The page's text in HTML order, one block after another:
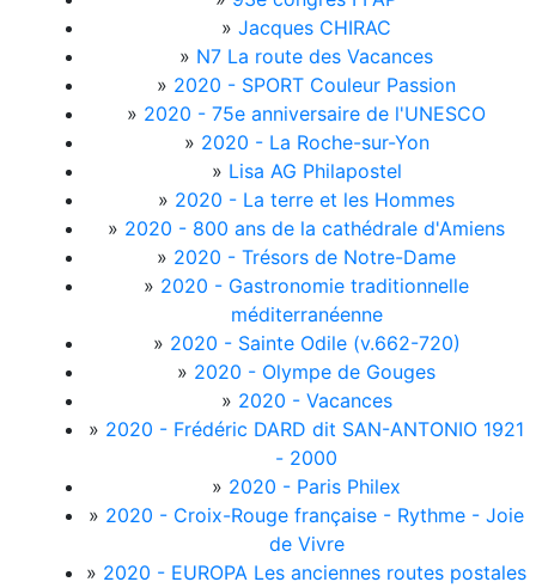
» Jacques CHIRAC
» N7 La route des Vacances
» 2020 - SPORT Couleur Passion
» 2020 - 75e anniversaire de l'UNESCO
» 2020 - La Roche-sur-Yon
» Lisa AG Philapostel
» 2020 - La terre et les Hommes
» 2020 - 800 ans de la cathédrale d'Amiens
» 2020 - Trésors de Notre-Dame
» 2020 - Gastronomie traditionnelle
méditerranéenne
» 2020 - Sainte Odile (v.662-720)
» 2020 - Olympe de Gouges
» 2020 - Vacances
» 2020 - Frédéric DARD dit SAN-ANTONIO 1921
- 2000
» 2020 - Paris Philex
» 2020 - Croix-Rouge française - Rythme - Joie
de Vivre
» 2020 - EUROPA Les anciennes routes postales